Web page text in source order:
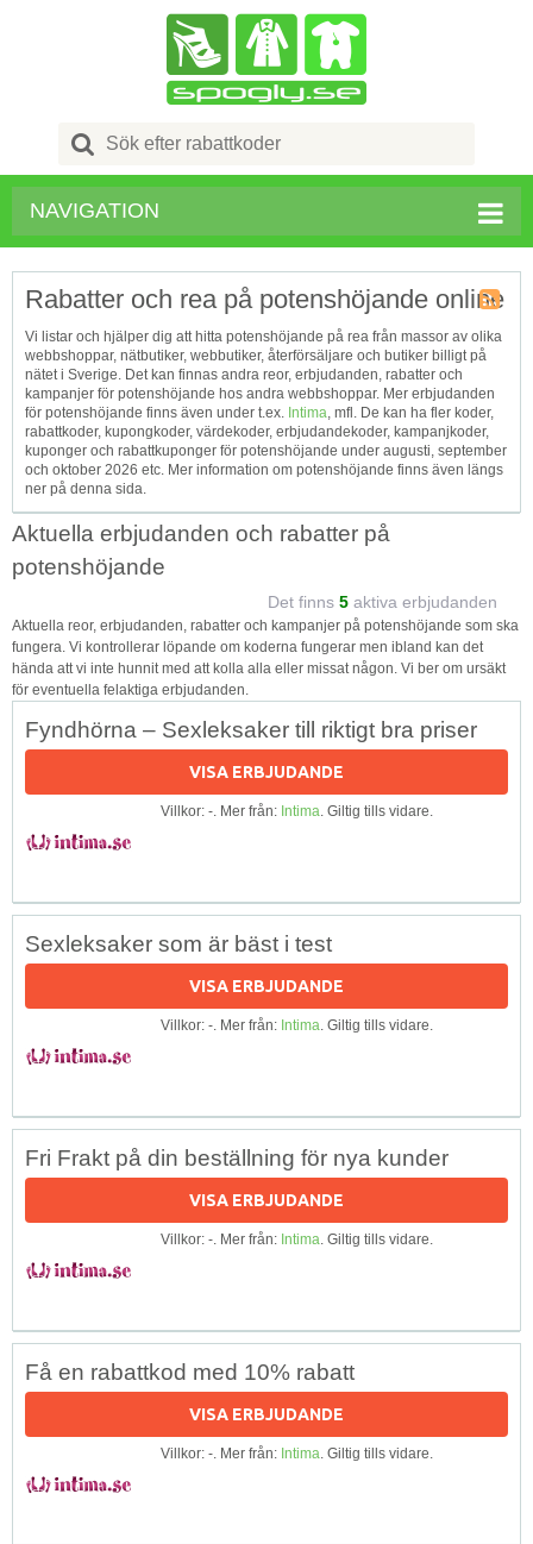
Search
for:
NAVIGATION
Tagg
Rabatter och rea på potenshöjande online
Vi listar och hjälper dig att hitta potenshöjande på rea från massor av olika
webbshoppar, nätbutiker, webbutiker, återförsäljare och butiker billigt på
nätet i Sverige. Det kan finnas andra reor, erbjudanden, rabatter och
kampanjer för potenshöjande hos andra webbshoppar. Mer erbjudanden
för potenshöjande finns även under t.ex. Intima, mfl. De kan ha fler koder,
rabattkoder, kupongkoder, värdekoder, erbjudandekoder, kampanjkoder,
kuponger och rabattkuponger för potenshöjande under augusti, september
och oktober 2026 etc. Mer information om potenshöjande finns även längs
ner på denna sida.
Aktuella erbjudanden och rabatter på
potenshöjande
Det finns 5 aktiva erbjudanden
Aktuella reor, erbjudanden, rabatter och kampanjer på potenshöjande som ska
fungera. Vi kontrollerar löpande om koderna fungerar men ibland kan det
hända att vi inte hunnit med att kolla alla eller missat någon. Vi ber om ursäkt
för eventuella felaktiga erbjudanden.
Fyndhörna – Sexleksaker till riktigt bra priser
VISA ERBJUDANDE
Villkor: -. Mer från: Intima. Giltig tills vidare.
Sexleksaker som är bäst i test
VISA ERBJUDANDE
Villkor: -. Mer från: Intima. Giltig tills vidare.
Fri Frakt på din beställning för nya kunder
VISA ERBJUDANDE
Villkor: -. Mer från: Intima. Giltig tills vidare.
Få en rabattkod med 10% rabatt
VISA ERBJUDANDE
Villkor: -. Mer från: Intima. Giltig tills vidare.